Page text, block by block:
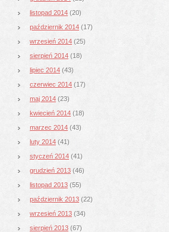
listopad 2014 (20)
październik 2014 (17)
wrzesień 2014 (25)
sierpień 2014 (18)
lipiec 2014 (43)
czerwiec 2014 (17)
maj 2014 (23)
kwiecień 2014 (18)
marzec 2014 (43)
luty 2014 (41)
styczeń 2014 (41)
grudzień 2013 (46)
listopad 2013 (55)
październik 2013 (22)
wrzesień 2013 (34)
sierpień 2013 (67)